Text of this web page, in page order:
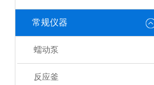
常规仪器
蠕动泵
反应釜